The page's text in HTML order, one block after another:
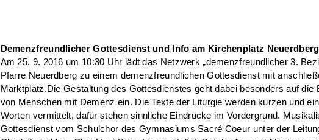
Demenzfreundlicher Gottesdienst und Info am Kirchenplatz Neuerdberg
Am 25. 9. 2016 um 10:30 Uhr lädt das Netzwerk „demenzfreundlicher 3.
Pfarre Neuerdberg zu einem demenzfreundlichen Gottesdienst mit
Marktplatz.Die Gestaltung des Gottesdienstes geht dabei besonders auf die
von Menschen mit Demenz ein. Die Texte der Liturgie werden kurzen und
Worten vermittelt, dafür stehen sinnliche Eindrücke im Vordergrund.
Gottesdienst vom Schulchor des Gymnasiums Sacré Coeur unter der